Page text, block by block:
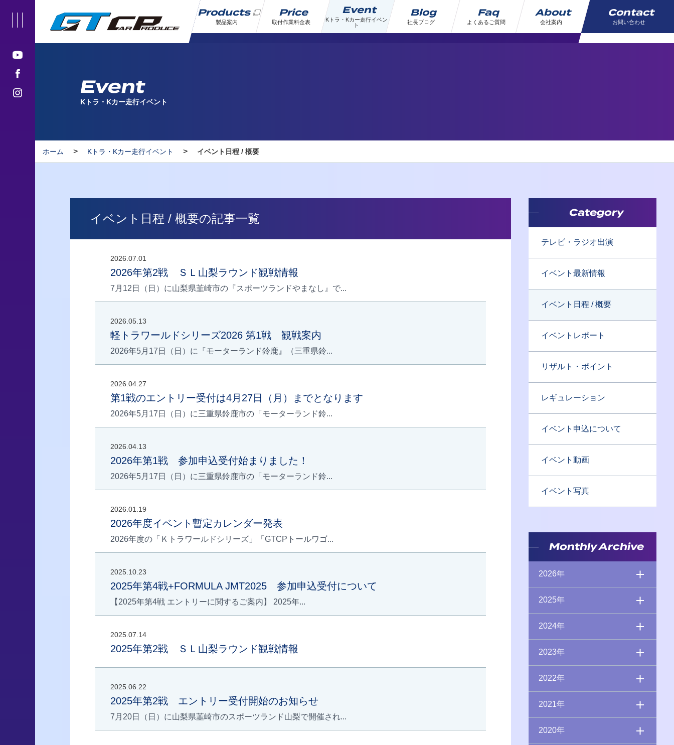
Products
製品案内
Price
取付作業料金表
Event
Kトラ・Kカー走行イベン
ト
Blog
社長ブログ
Faq
よくあるご質問
About
会社案内
Contact
お問い合わせ
Event
Kトラ・Kカー走行イベント
ホーム > Kトラ・Kカー走行イベント > イベント日程 / 概要
イベント日程 / 概要の記事一覧
2026.07.01
2026年第2戦 ＳＬ山梨ラウンド観戦情報
7月12日（日）に山梨県韮崎市の『スポーツランドやまなし』で...
2026.05.13
軽トラワールドシリーズ2026 第1戦 観戦案内
2026年5月17日（日）に『モーターランド鈴鹿』（三重県鈴...
2026.04.27
第1戦のエントリー受付は4月27日（月）までとなります
2026年5月17日（日）に三重県鈴鹿市の「モーターランド鈴...
2026.04.13
2026年第1戦 参加申込受付始まりました！
2026年5月17日（日）に三重県鈴鹿市の「モーターランド鈴...
2026.01.19
2026年度イベント暫定カレンダー発表
2026年度の「Ｋトラワールドシリーズ」「GTCPトールワゴ...
2025.10.23
2025年第4戦+FORMULA JMT2025 参加申込受付について
【2025年第4戦 エントリーに関するご案内】 2025年...
2025.07.14
2025年第2戦 ＳＬ山梨ラウンド観戦情報
2025.06.22
2025年第2戦 エントリー受付開始のお知らせ
7月20日（日）に山梨県韮崎市のスポーツランド山梨で開催され...
Category
テレビ・ラジオ出演
イベント最新情報
イベント日程 / 概要
イベントレポート
リザルト・ポイント
レギュレーション
イベント申込について
イベント動画
イベント写真
Monthly Archive
2026年
2025年
2024年
2023年
2022年
2021年
2020年